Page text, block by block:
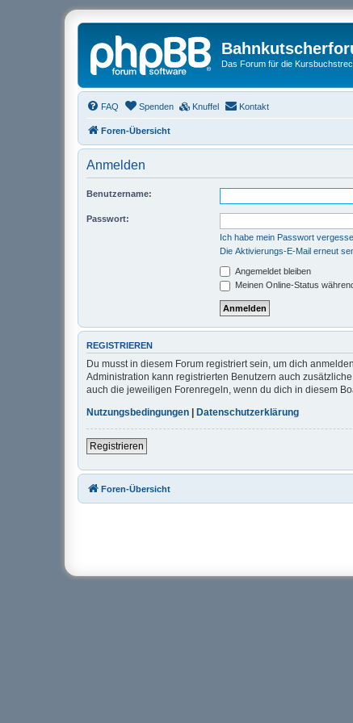
Das Forum für die
FAQ Spenden Knuffel Kontakt
Foren-Übersicht
Anmelden
Benutzername:
Passwort:
Ich habe mein Passwort
Die Aktivierungs-E-Mail erneut
Angemeldet bleiben
Meinen Online-Status
REGISTRIEREN
Du musst in diesem Forum registriert sein, um dich
Administration kann registrierten Benutzern auch
auch die jeweiligen Forenregeln, wenn du dich in diesem
Nutzungsbedingungen
Datenschutzerklärung
Registrieren
Foren-Übersicht